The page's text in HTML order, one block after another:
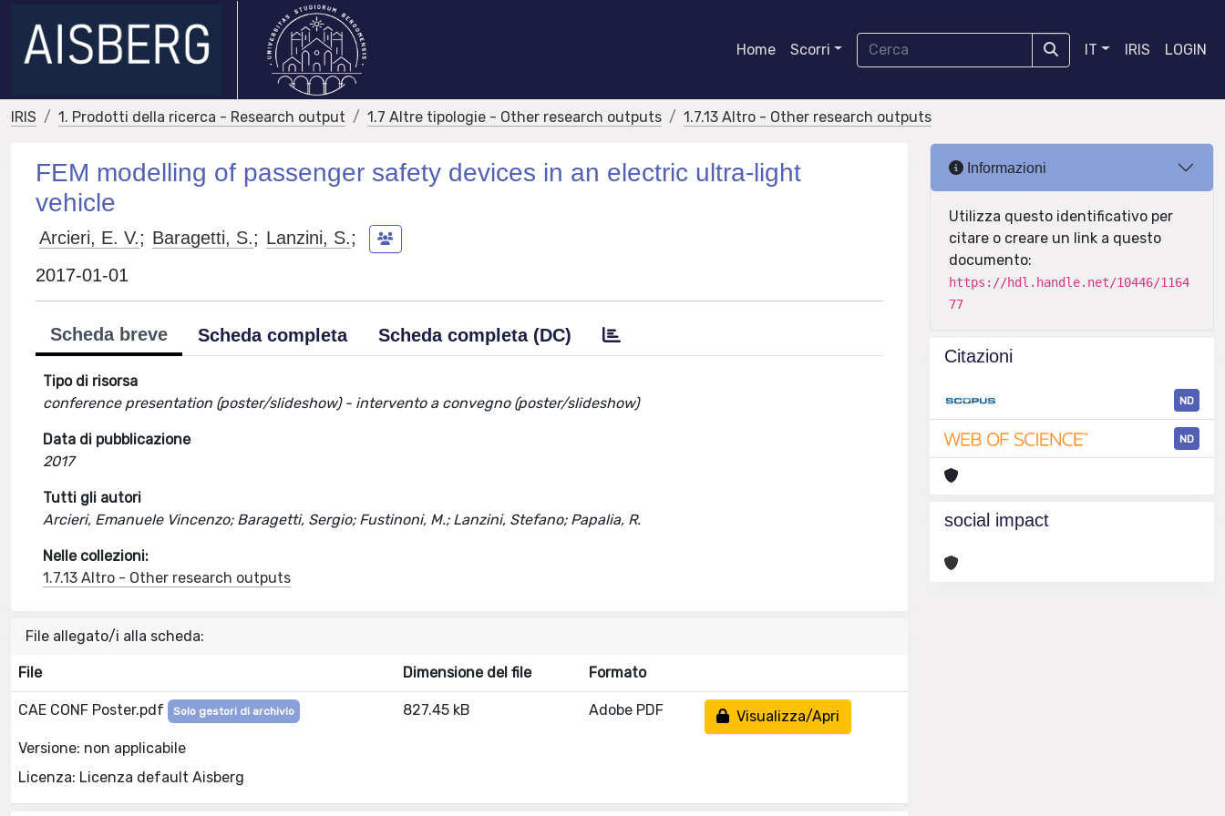
Home Scorri IT IRIS LOGIN
IRIS 1. Prodotti della ricerca - Research output 1.7 Altre tipologie - Other research outputs 1.7.13 Altro - Other research outputs
FEM modelling of passenger safety devices in an electric ultra-light
vehicle
Arcieri, E. V.; Baragetti, S.; Lanzini, S.;
2017-01-01
Scheda breve Scheda completa Scheda completa (DC)
Tipo di risorsa
conference presentation (poster/slideshow) - intervento a convegno (poster/slideshow)
Data di pubblicazione
2017
Tutti gli autori
Arcieri, Emanuele Vincenzo; Baragetti, Sergio; Fustinoni, M.; Lanzini, Stefano; Papalia, R.
Nelle collezioni:
1.7.13 Altro - Other research outputs
File allegato/i alla scheda:
File Dimensione del file Formato
CAE CONF Poster.pdf Solo gestori di archivio
Versione: non applicabile
Licenza: Licenza default Aisberg
827.45 kB Adobe PDF Visualizza/Apri
Informazioni
Utilizza questo identificativo per
citare o creare un link a questo
documento:
https://hdl.handle.net/10446/1164
77
Citazioni
ND
ND
social impact